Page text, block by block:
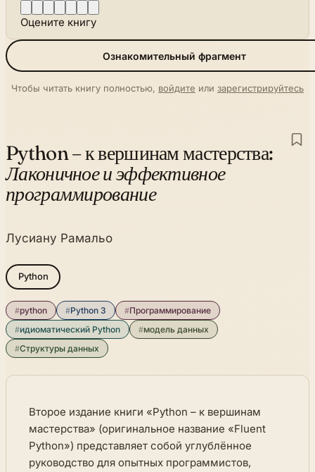
Оцените книгу
Ознакомительный фрагмент
Чтобы читать книгу полностью, войдите или зарегистрируйтесь
Python – к вершинам мастерства:
Лаконичное и эффективное
программирование
Лусиану Рамальо
Python
#python #Python 3 #Программирование
#идиоматический Python #модель данных
#Структуры данных
Второе издание книги «Python – к вершинам
мастерства» (оригинальное название «Fluent
Python») представляет собой углублённое
руководство для опытных программистов,